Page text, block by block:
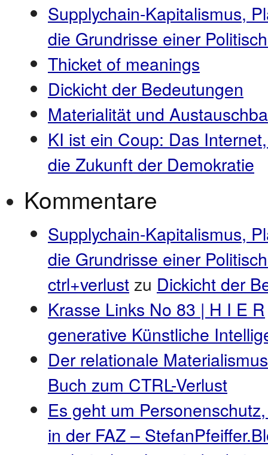
Supplychain-Kapitalismus,
die Grundrisse einer
Thicket of meanings
Dickicht der Bedeutungen
Materialität und
KI ist ein Coup: Das
die Zukunft der Demokratie
Kommentare
Supplychain-Kapitalismus,
die Grundrisse einer
ctrl+verlustzu Dickicht der
Krasse Links No 83 | H I E R
generative Künstliche
Der relationale
Buch zum CTRL-Verlust
Es geht um
in der FAZ –